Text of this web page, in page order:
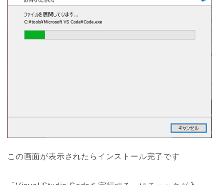
この画面が表示されたらインストール完了です